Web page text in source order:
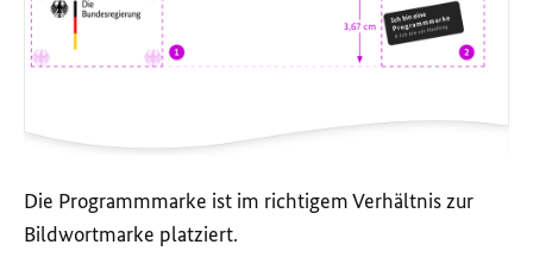
Die Programmmarke ist im richtigem Verhältnis zur
Bildwortmarke platziert.